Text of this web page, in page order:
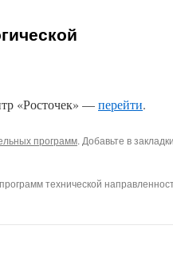
«Росточек» —перейти.
программ. Добавьте в закладки
технической